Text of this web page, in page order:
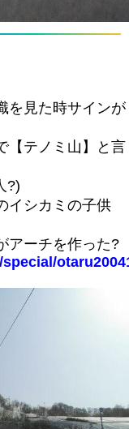
を見た時サインが
【テノミ山】と言
?)
イシカミの子供
アーチを作った?